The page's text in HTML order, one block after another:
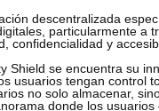
descentralizada
particularmente a
confidencialidad y
Shield se encuentra su
usuarios tengan control
no solo almacenar,
donde los